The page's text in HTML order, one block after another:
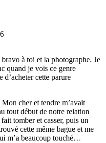
à toi et la photographe. Je
quand je vois ce genre
cette parure
cher et tendre m’avait
tout début de notre relation
tomber et casser, puis un
cette même bague et me
m’a beaucoup touché…